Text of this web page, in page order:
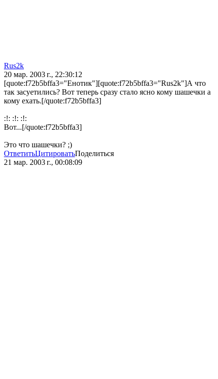
Rus2k
20 мар. 2003 г., 22:30:12
[quote:f72b5bffa3="Енотик"][quote:f72b5bffa3="Rus2k"]А что
так засуетились? Вот теперь сразу стало ясно кому шашечки а
кому ехать.[/quote:f72b5bffa3]
:!: :!: :!:
Вот...[/quote:f72b5bffa3]
Это что шашечки? ;)
ОтветитьЦитироватьПоделиться
21 мар. 2003 г., 00:08:09